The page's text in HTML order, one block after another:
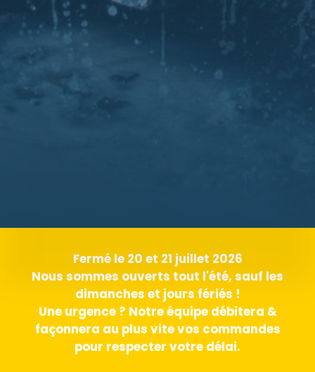
Fermé le 20 et 21 juillet 2026
Nous sommes ouverts tout l'été, sauf les
dimanches et jours fériés !
Une urgence ? Notre équipe débitera &
façonnera au plus vite vos commandes
pour respecter votre délai.